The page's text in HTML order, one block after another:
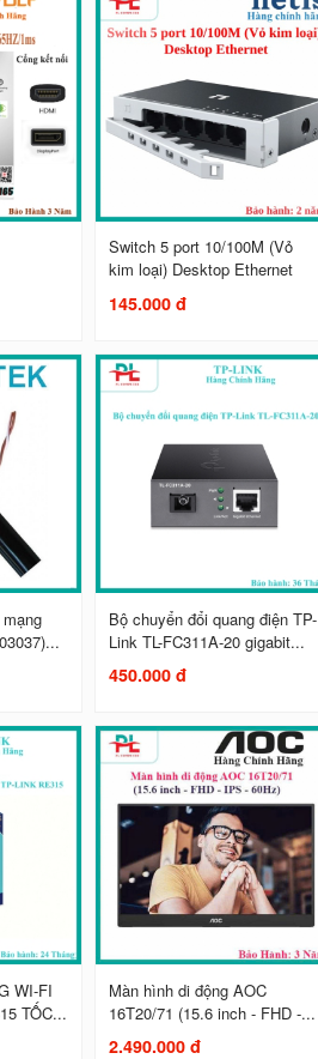
Switch 5 port 10/100M (Vỏ
kim loại) Desktop Ethernet
145.000 đ
Bộ chuyển đổi quang điện TP-
Link TL-FC311A-20 gigabit...
450.000 đ
WI-FI
TỐC...
Màn hình di động AOC
16T20/71 (15.6 inch - FHD -...
2.490.000 đ